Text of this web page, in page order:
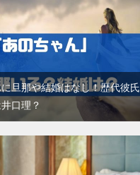
旦那や結婚はなし！歴代彼氏
口理？